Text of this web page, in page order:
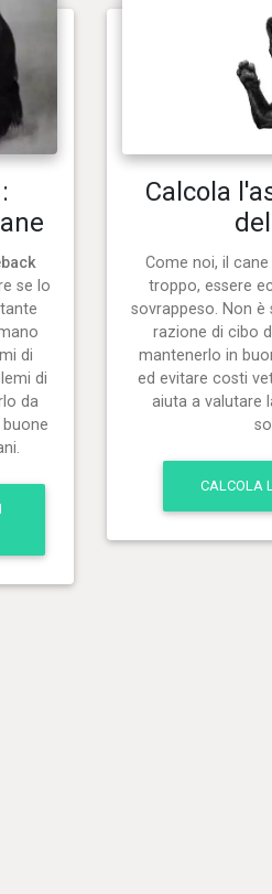
se lo
di
di
da
Calcola
Come noi, il
troppo, essere
sovrappeso. Non è
razione di cibo
mantenerlo in
ed evitare costi
aiuta a valutare
CALCOLA